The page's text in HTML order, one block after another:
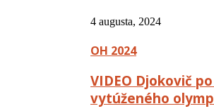
4 augusta, 2024
OH 2024
VIDEO Djokovič
vytúženého